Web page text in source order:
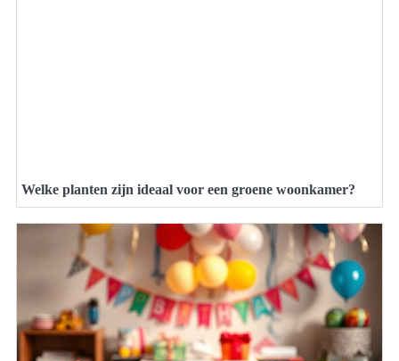
Welke planten zijn ideaal voor een groene woonkamer?